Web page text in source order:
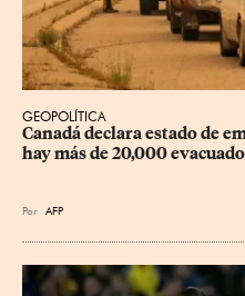
GEOPOLÍTICA
Canadá declara estado de
hay más de 20,000
Por AFP